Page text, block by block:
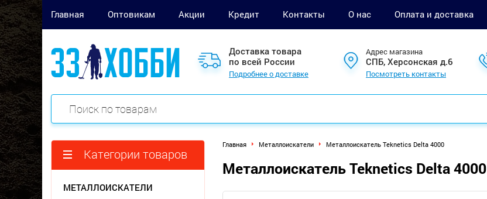
Главная Оптовикам Акции Кредит Контакты О нас Оплата и доставка
Доставка товара
по всей России
Подробнее о доставке
Адрес магазина
СПБ, Херсонская д.6
Посмотреть контакты
Категории товаров
МЕТАЛЛОИСКАТЕЛИ
Главная Металлоискатели Металлоискатель Teknetics Delta 4000
Металлоискатель Teknetics Delta 4000